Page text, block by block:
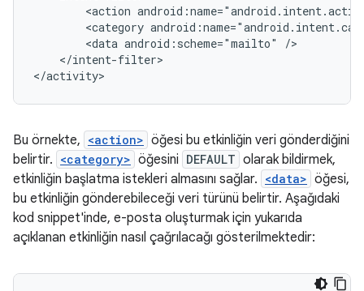
<action
<category
<data android:scheme="mailto"
</intent-filter>
Bu örnekte, <action> öğesi bu etkinliğin veri gönderdiğini
belirtir. <category> öğesini DEFAULT olarak bildirmek,
etkinliğin başlatma istekleri almasını sağlar. <data> öğesi,
bu etkinliğin gönderebileceği veri türünü belirtir. Aşağıdaki
kod snippet'inde, e-posta oluşturmak için yukarıda
açıklanan etkinliğin nasıl çağrılacağı gösterilmektedir: